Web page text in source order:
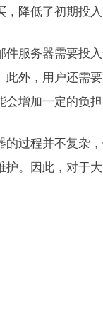
降低了初期投入
服务器需要投
此外，用户还需
增加一定的负担
的过程并不复杂
护。因此，对于